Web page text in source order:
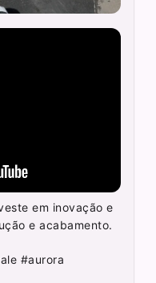
em inovação e
e acabamento.
#aurora